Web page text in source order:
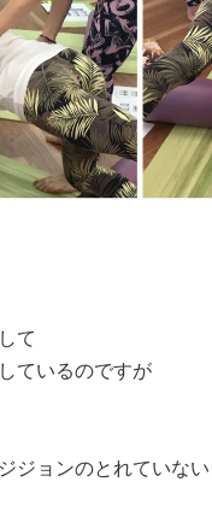
て
ているのですが
ジョンのとれていない